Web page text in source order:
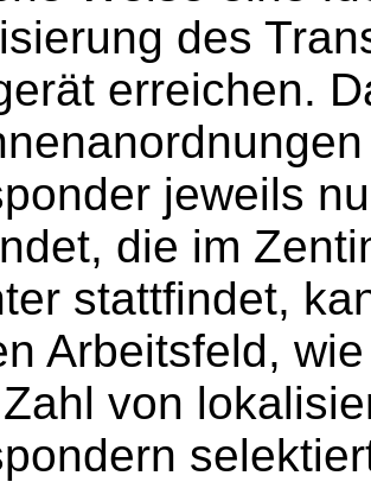
des
erreichen.
jeweils
die im
stattfindet,
Arbeitsfeld,
von